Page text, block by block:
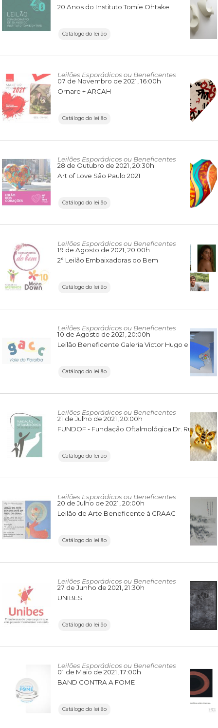
20 Anos do Instituto Tomie Ohtake
Catálogo do leilão
Leilões Esporádicos ou Beneficentes
07 de Novembro de 2021 , 16:00h
Ornare + ARCAH
Catálogo do leilão
Leilões Esporádicos ou Beneficentes
28 de Outubro de 2021 , 20:30h
Art of Love São Paulo 2021
Catálogo do leilão
Leilões Esporádicos ou Beneficentes
19 de Agosto de 2021 , 20:00h
2° Leilão Embaixadoras do Bem
Catálogo do leilão
Leilões Esporádicos ou Beneficentes
10 de Agosto de 2021 , 20:00h
Leilão Beneficente Galeria Victor Hugo e GACC
Catálogo do leilão
Leilões Esporádicos ou Beneficentes
21 de Julho de 2021 , 20:00h
FUNDOF - Fundação Oftalmológica Dr. Rubens Cunha
Catálogo do leilão
Leilões Esporádicos ou Beneficentes
20 de Julho de 2021 , 20:00h
Leilão de Arte Beneficente à GRAAC
Catálogo do leilão
Leilões Esporádicos ou Beneficentes
27 de Junho de 2021 , 21:30h
UNIBES
Catálogo do leilão
Leilões Esporádicos ou Beneficentes
01 de Maio de 2021 , 17:00h
BAND CONTRA A FOME
Catálogo do leilão